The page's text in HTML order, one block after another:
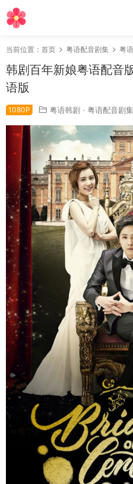
当前位置： 首页 粤语配音剧集 粤
韩剧百年新娘粤语配音
语版
1080P 粤语韩剧 · 粤语配音剧集